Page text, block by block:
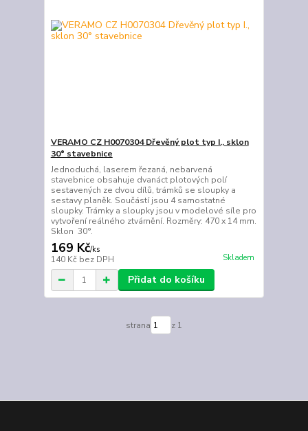
VERAMO CZ H0070304 Dřevěný plot typ I., sklon
30° stavebnice
Jednoduchá, laserem řezaná, nebarvená
stavebnice obsahuje dvanáct plotových polí
sestavených ze dvou dílů, trámků se sloupky a
sestavy planěk. Součástí jsou 4 samostatné
sloupky. Trámky a sloupky jsou v modelové síle pro
vytvoření reálného ztvárnění. Rozměry: 470 x 14 mm.
Sklon 30°.
169 Kč/ks
140 Kč bez DPH Skladem
Přidat do košíku
strana z 1